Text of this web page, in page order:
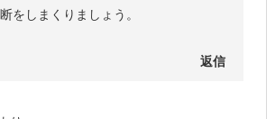
をしまくりましょう。
返信